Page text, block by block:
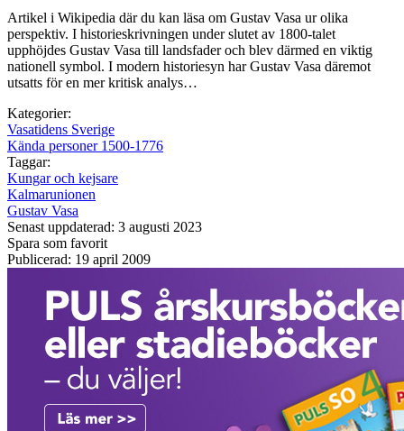
Artikel i Wikipedia där du kan läsa om Gustav Vasa ur olika
perspektiv. I historieskrivningen under slutet av 1800-talet
upphöjdes Gustav Vasa till landsfader och blev därmed en viktig
nationell symbol. I modern historiesyn har Gustav Vasa däremot
utsatts för en mer kritisk analys…
Kategorier:
Vasatidens Sverige
Kända personer 1500-1776
Taggar:
Kungar och kejsare
Kalmarunionen
Gustav Vasa
Senast uppdaterad: 3 augusti 2023
Spara som favorit
Publicerad: 19 april 2009